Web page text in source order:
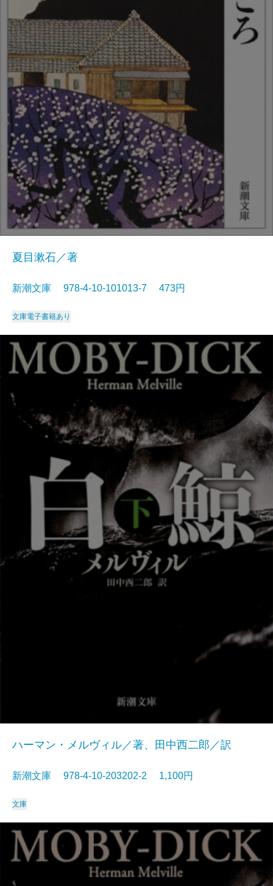
夏目漱石／著
新潮文庫 978-4-10-101013-7 473円
文庫電子書籍あり
ハーマン・メルヴィル／著、田中西二郎／訳
新潮文庫 978-4-10-203202-2 1,100円
文庫